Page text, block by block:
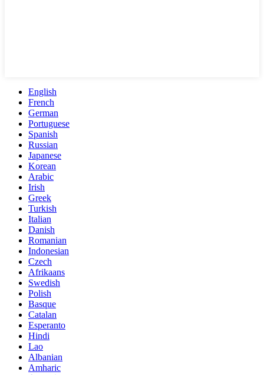
English
French
German
Portuguese
Spanish
Russian
Japanese
Korean
Arabic
Irish
Greek
Turkish
Italian
Danish
Romanian
Indonesian
Czech
Afrikaans
Swedish
Polish
Basque
Catalan
Esperanto
Hindi
Lao
Albanian
Amharic